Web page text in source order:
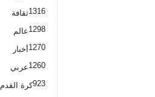
ثقافة1316
عالم1298
أخبار 1270
عربي1260
كرة القدم923